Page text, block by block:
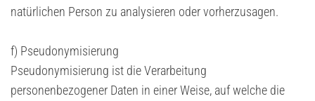
natürlichen Person zu analysieren oder vorherzusagen.
f) Pseudonymisierung
Pseudonymisierung ist die Verarbeitung
personenbezogener Daten in einer Weise, auf welche die